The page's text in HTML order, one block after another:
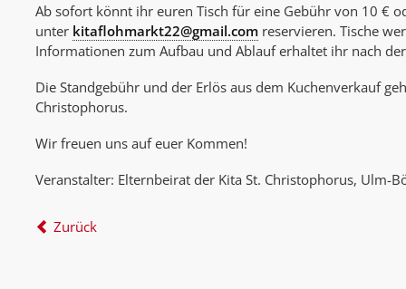
Ab sofort könnt ihr euren Tisch für eine Gebühr von 10 €
unter kitaflohmarkt22@gmail.com reservieren.Tische
Informationen zum Aufbau und Ablauf erhaltet ihr nach
Die Standgebühr und der Erlös aus dem Kuchenverkauf
Christophorus.
Wir freuen uns auf euer Kommen!
Veranstalter: Elternbeirat der Kita St. Christophorus, Ulm-
Zurück